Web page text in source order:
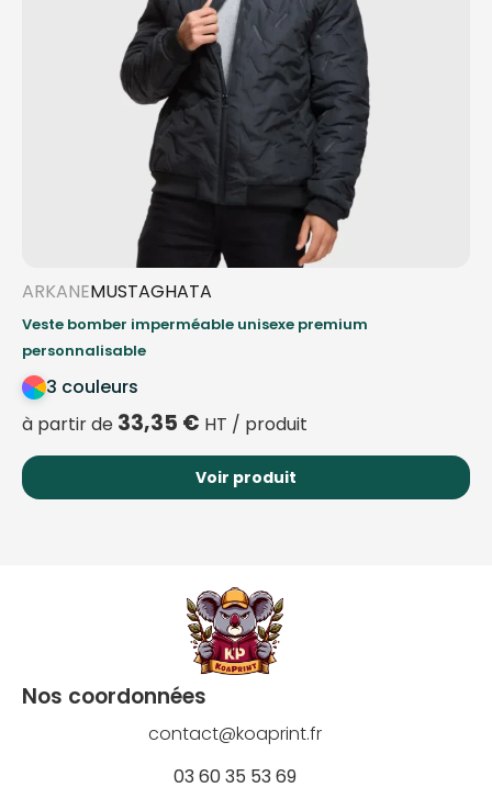
ARKANEMUSTAGHATA
Veste bomber imperméable unisexe premium
personnalisable
3 couleurs
à partir de 33,35 € HT / produit
Voir produit
Nos coordonnées
contact@koaprint.fr
03 60 35 53 69